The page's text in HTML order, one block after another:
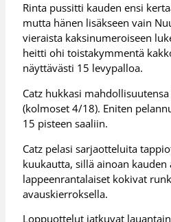
Rinta pussitti kauden ensi
mutta hänen lisäkseen vain
vieraista kaksinumeroiseen
heitti ohi toistakymmentä
näyttävästi 15 levypalloa.
Catz hukkasi
(kolmoset 4/18). Eniten
15 pisteen saaliin.
Catz pelasi sarjaotteluita
kuukautta, sillä ainoan
lappeenrantalaiset kokivat
avauskierroksella.
Loppuottelut jatkuvat